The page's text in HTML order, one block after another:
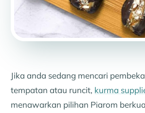
Jika anda sedang mencari
tempatan atau runcit, kurma
menawarkan pilihan Piarom